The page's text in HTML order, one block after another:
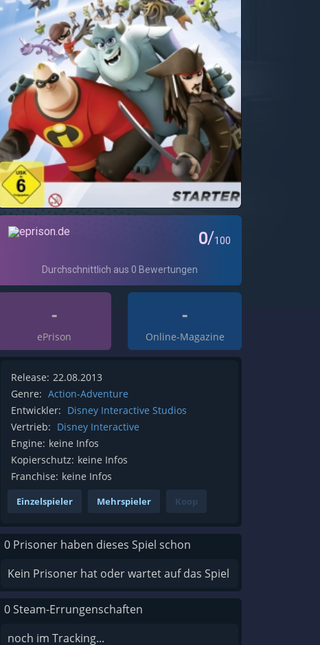
-
ePrison
-
Online-Magazine
Release: 22.08.2013
Genre: Action-Adventure
Entwickler: Disney Interactive Studios
Vertrieb: Disney Interactive
Engine: keine Infos
Kopierschutz: keine Infos
Franchise: keine Infos
Einzelspieler Mehrspieler Koop
0 Prisoner haben dieses Spiel schon
Kein Prisoner hat oder wartet auf das Spiel
0 Steam-Errungenschaften
noch im Tracking...